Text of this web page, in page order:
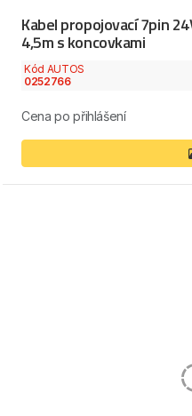
Kabel propojovací 7pin
4,5m s koncovkami
Kód AUTOS
0252766
Cena po přihlášení